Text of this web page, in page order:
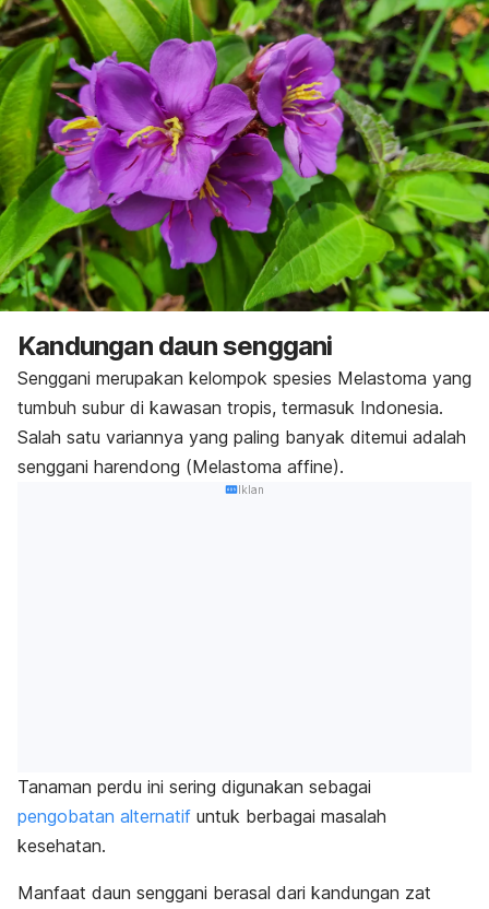
Kandungan daun senggani
Senggani merupakan kelompok spesies Melastoma yang
tumbuh subur di kawasan tropis, termasuk Indonesia.
Salah satu variannya yang paling banyak ditemui adalah
senggani harendong (Melastoma affine).
Iklan
Tanaman perdu ini sering digunakan sebagai
pengobatan alternatif untuk berbagai masalah
kesehatan.
Manfaat daun senggani berasal dari kandungan zat